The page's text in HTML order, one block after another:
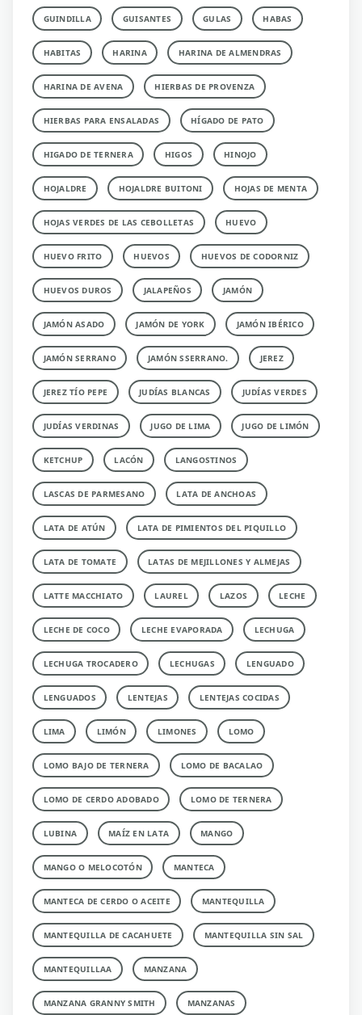
GUINDILLA GUISANTES GULAS HABAS
HABITAS HARINA HARINA DE ALMENDRAS
HARINA DE AVENA HIERBAS DE PROVENZA
HIERBAS PARA ENSALADAS HÍGADO DE PATO
HIGADO DE TERNERA HIGOS HINOJO
HOJALDRE HOJALDRE BUITONI HOJAS DE MENTA
HOJAS VERDES DE LAS CEBOLLETAS HUEVO
HUEVO FRITO HUEVOS HUEVOS DE CODORNIZ
HUEVOS DUROS JALAPEÑOS JAMÓN
JAMÓN ASADO JAMÓN DE YORK JAMÓN IBÉRICO
JAMÓN SERRANO JAMÓN SSERRANO. JEREZ
JEREZ TÍO PEPE JUDÍAS BLANCAS JUDÍAS VERDES
JUDÍAS VERDINAS JUGO DE LIMA JUGO DE LIMÓN
KETCHUP LACÓN LANGOSTINOS
LASCAS DE PARMESANO LATA DE ANCHOAS
LATA DE ATÚN LATA DE PIMIENTOS DEL PIQUILLO
LATA DE TOMATE LATAS DE MEJILLONES Y ALMEJAS
LATTE MACCHIATO LAUREL LAZOS LECHE
LECHE DE COCO LECHE EVAPORADA LECHUGA
LECHUGA TROCADERO LECHUGAS LENGUADO
LENGUADOS LENTEJAS LENTEJAS COCIDAS
LIMA LIMÓN LIMONES LOMO
LOMO BAJO DE TERNERA LOMO DE BACALAO
LOMO DE CERDO ADOBADO LOMO DE TERNERA
LUBINA MAÍZ EN LATA MANGO
MANGO O MELOCOTÓN MANTECA
MANTECA DE CERDO O ACEITE MANTEQUILLA
MANTEQUILLA DE CACAHUETE MANTEQUILLA SIN SAL
MANTEQUILLAA MANZANA
MANZANA GRANNY SMITH MANZANAS